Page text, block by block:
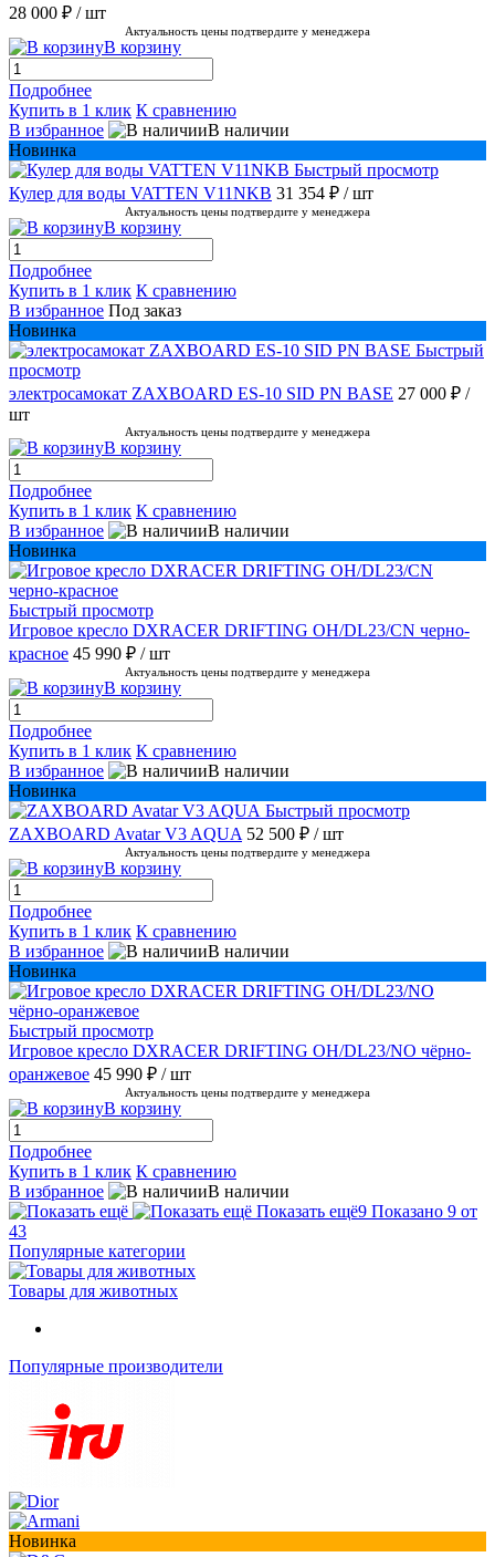
28 000 ₽ / шт
Актуальность цены подтвердите у менеджера
В корзину
Подробнее
Купить в 1 клик К сравнению
В избранное
В наличии
Новинка
Быстрый просмотр
Кулер для воды VATTEN V11NKB 31 354 ₽ / шт
Актуальность цены подтвердите у менеджера
В корзину
Подробнее
Купить в 1 клик К сравнению
В избранное Под заказ
Новинка
Быстрый
просмотр
электросамокат ZAXBOARD ES-10 SID PN BASE 27 000 ₽ /
шт
Актуальность цены подтвердите у менеджера
В корзину
Подробнее
Купить в 1 клик К сравнению
В избранное
В наличии
Новинка
Быстрый просмотр
Игровое кресло DXRACER DRIFTING OH/DL23/CN черно-
красное 45 990 ₽ / шт
Актуальность цены подтвердите у менеджера
В корзину
Подробнее
Купить в 1 клик К сравнению
В избранное
В наличии
Новинка
Быстрый просмотр
ZAXBOARD Avatar V3 AQUA 52 500 ₽ / шт
Актуальность цены подтвердите у менеджера
В корзину
Подробнее
Купить в 1 клик К сравнению
В избранное
В наличии
Новинка
Быстрый просмотр
Игровое кресло DXRACER DRIFTING OH/DL23/NO чёрно-
оранжевое 45 990 ₽ / шт
Актуальность цены подтвердите у менеджера
В корзину
Подробнее
Купить в 1 клик К сравнению
В избранное
В наличии
Показать ещё9 Показано 9 от
43
Популярные категории
Товары для животных
Популярные производители
Новинка